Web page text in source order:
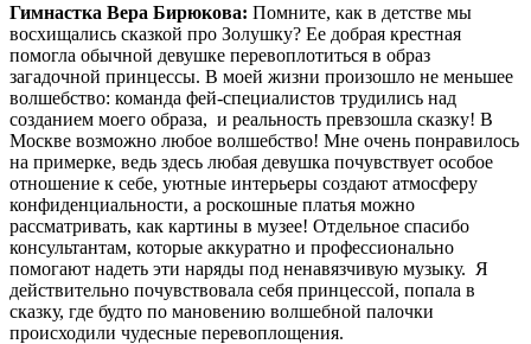
Гимнастка Вера Бирюкова: Помните, как в детстве мы
восхищались сказкой про Золушку? Ее добрая крестная
помогла обычной девушке перевоплотиться в образ
загадочной принцессы. В моей жизни произошло не меньшее
волшебство: команда фей-специалистов трудились над
созданием моего образа, и реальность превзошла сказку! В
Москве возможно любое волшебство! Мне очень понравилось
на примерке, ведь здесь любая девушка почувствует особое
отношение к себе, уютные интерьеры создают атмосферу
конфиденциальности, а роскошные платья можно
рассматривать, как картины в музее! Отдельное спасибо
консультантам, которые аккуратно и профессионально
помогают надеть эти наряды под ненавязчивую музыку. Я
действительно почувствовала себя принцессой, попала в
сказку, где будто по мановению волшебной палочки
происходили чудесные перевоплощения.